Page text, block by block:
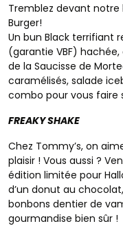
Tremblez devant notre
Burger!
Un bun Black
(garantie VBF)
de la Saucisse de
caramélisés, salade
combo pour vous faire
FREAKY SHAKE
Chez Tommy’s, on
plaisir ! Vous aussi ?
édition limitée pour
d’un donut au
bonbons dentier de
gourmandise bien sûr !